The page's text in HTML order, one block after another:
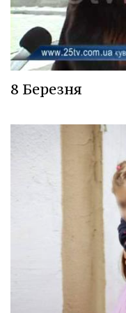
8 Березня